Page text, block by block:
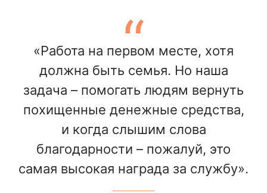
«Работа на первом месте, хотя
должна быть семья. Но наша
задача – помогать людям вернуть
похищенные денежные средства,
и когда слышим слова
благодарности – пожалуй, это
самая высокая награда за службу».